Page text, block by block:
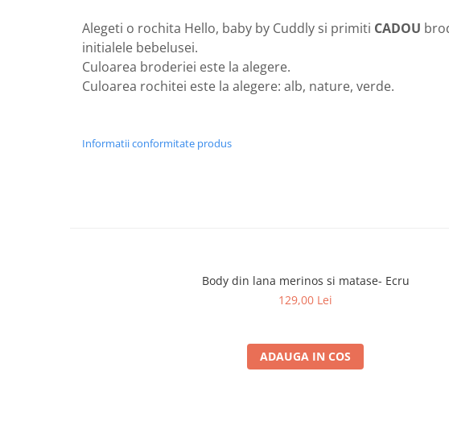
Alegeti o rochita Hello, baby by Cuddly si primiti CADOU
initialele bebelusei.
Culoarea broderiei este la alegere.
Culoarea rochitei este la alegere: alb, nature, verde.
Informatii conformitate produs
Body din lana merinos si matase- Ecru
129,00 Lei
ADAUGA IN COS